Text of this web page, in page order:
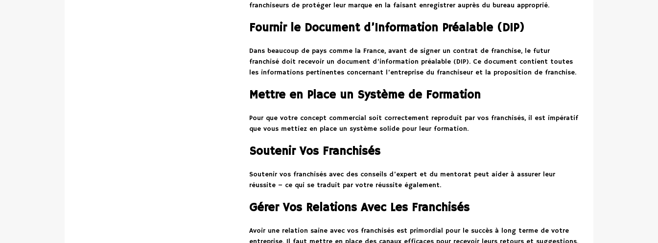
franchiseurs de protéger leur marque en la faisant enregistrer auprès du bureau approprié.
Fournir le Document d’Information Préalable (DIP)
Dans beaucoup de pays comme la France, avant de signer un contrat de franchise, le futur
franchisé doit recevoir un document d’information préalable (DIP). Ce document contient toutes
les informations pertinentes concernant l’entreprise du franchiseur et la proposition de franchise.
Mettre en Place un Système de Formation
Pour que votre concept commercial soit correctement reproduit par vos franchisés, il est impératif
que vous mettiez en place un système solide pour leur formation.
Soutenir Vos Franchisés
Soutenir vos franchisés avec des conseils d’expert et du mentorat peut aider à assurer leur
réussite – ce qui se traduit par votre réussite également.
Gérer Vos Relations Avec Les Franchisés
Avoir une relation saine avec vos franchisés est primordial pour le succès à long terme de votre